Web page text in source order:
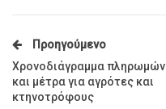
Προηγούμενο
Χρονοδιάγραμμα πληρωμών
και μέτρα για αγρότες και
κτηνοτρόφους